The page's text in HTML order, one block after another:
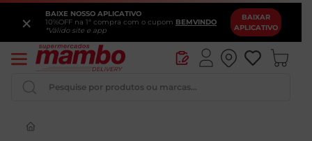
BAIXE NOSSO APLICATIVO
10%OFF na 1ª compra com o cupom BEMVINDO
*Válido site e app
BAIXAR
APLICATIVO
×
Pesquise por produtos ou marcas...